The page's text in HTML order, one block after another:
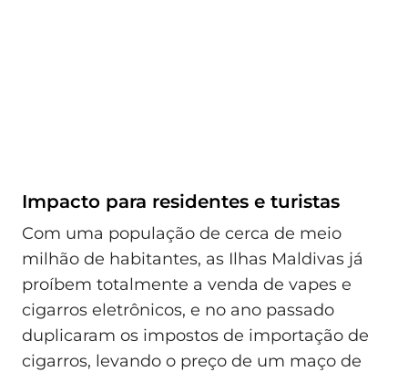
Impacto para residentes e turistas
Com uma população de cerca de meio
milhão de habitantes, as Ilhas Maldivas já
proíbem totalmente a venda de vapes e
cigarros eletrônicos, e no ano passado
duplicaram os impostos de importação de
cigarros, levando o preço de um maço de